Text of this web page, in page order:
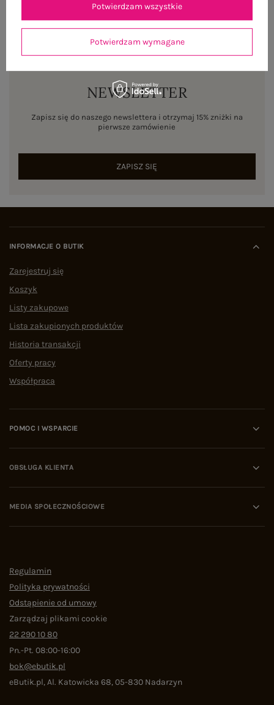
NEWSLETTER
Zapisz się do naszego newslettera i otrzymaj 15% zniżki na
pierwsze zamówienie
ZAPISZ SIĘ
INFORMACJE O BUTIK
Zarejestruj się
Koszyk
Listy zakupowe
Lista zakupionych produktów
Historia transakcji
Oferty pracy
Współpraca
POMOC I WSPARCIE
OBSŁUGA KLIENTA
MEDIA SPOŁECZNOŚCIOWE
Regulamin
Polityka prywatności
Odstąpienie od umowy
Zarządzaj plikami cookie
22 290 10 80
Pn.-Pt. 08:00-16:00
bok@ebutik.pl
eButik.pl,Al. Katowicka 68,05-830 Nadarzyn
Potwierdzam wymagane
Potwierdzam wszystkie